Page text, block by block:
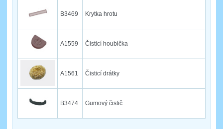
B3469 Krytka hrotu
A1559 Čisticí houbička
A1561 Čisticí drátky
B3474 Gumový čistič